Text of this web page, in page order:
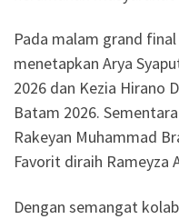
Pada malam grand
menetapkan Arya
2026 dan Kezia Hirano
Batam 2026.
Rakeyan Muhammad
Favorit diraih Rameyza
Dengan semangat